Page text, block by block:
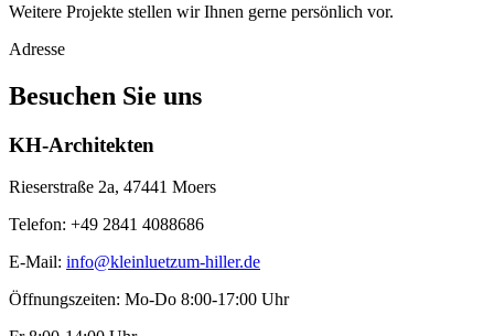
Weitere Projekte stellen wir Ihnen gerne persönlich vor.
Adresse
Besuchen Sie uns
KH-Architekten
Rieserstraße 2a, 47441 Moers
Telefon: +49 2841 4088686
E-Mail: info@kleinluetzum-hiller.de
Öffnungszeiten: Mo-Do 8:00-17:00 Uhr